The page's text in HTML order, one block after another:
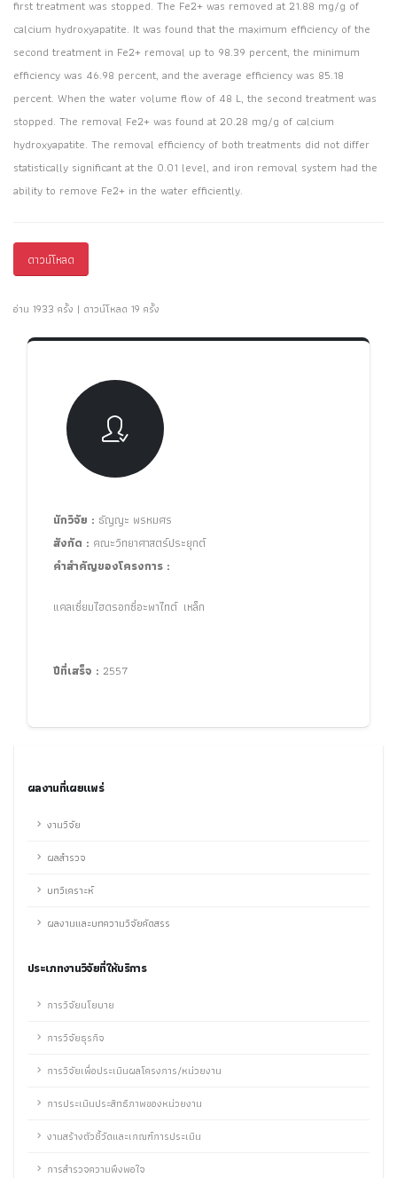
first treatment was stopped. The Fe2+ was removed at 21.88 mg/g of
calcium hydroxyapatite. It was found that the maximum efficiency of the
second treatment in Fe2+ removal up to 98.39 percent, the minimum
efficiency was 46.98 percent, and the average efficiency was 85.18
percent. When the water volume flow of 48 L, the second treatment was
stopped. The removal Fe2+ was found at 20.28 mg/g of calcium
hydroxyapatite. The removal efficiency of both treatments did not differ
statistically significant at the 0.01 level, and iron removal system had the
ability to remove Fe2+ in the water efficiently.
ดาวน์โหลด
อ่าน 1933 ครั้ง | ดาวน์โหลด 19 ครั้ง
นักวิจัย : ธัญญะ พรหมศร
สังกัด : คณะวิทยาศาสตร์ประยุกต์
คำสำคัญของโครงการ :
แคลเซี่ยมไฮดรอกซี่อะพาไทต์ เหล็ก
ปีที่เสร็จ : 2557
ผลงานที่เผยแพร่
งานวิจัย
ผลสำรวจ
บทวิเคราะห์
ผลงานและบทความวิจัยคัดสรร
ประเภทงานวิจัยที่ให้บริการ
การวิจัยนโยบาย
การวิจัยธุรกิจ
การวิจัยเพื่อประเมินผลโครงการ/หน่วยงาน
การประเมินประสิทธิภาพของหน่วยงาน
งานสร้างตัวชี้วัดและเกณฑ์การประเมิน
การสำรวจความพึงพอใจ